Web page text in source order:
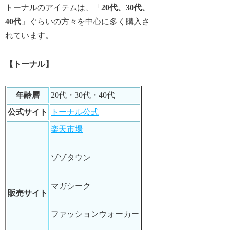
トーナルのアイテムは、「20代、30代、
40代 」ぐらいの方々を中心に多く購入さ
れています。
【トーナル】
年齢層
20代・30代・40代
公式サイト
トーナル公式
販売サイト
楽天市場
ゾゾタウン
マガシーク
ファッションウォーカー